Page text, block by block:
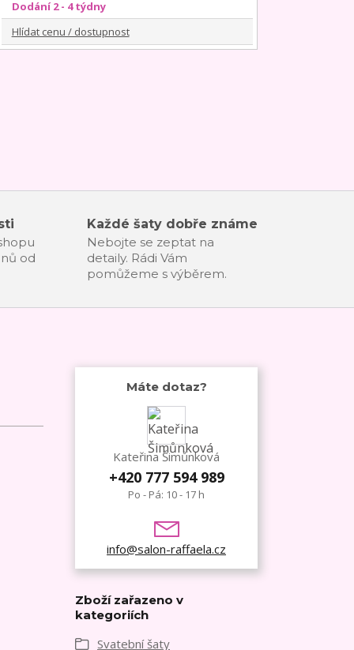
Dodání 2 - 4 týdny
Hlídat cenu / dostupnost
od
Každé šaty dobře známe
Nebojte se zeptat na
detaily. Rádi Vám
pomůžeme s výběrem.
Máte dotaz?
Kateřina Šimůnková
+420 777 594 989
Po - Pá: 10 - 17 h
info@salon-raffaela.cz
Zboží zařazeno v
kategoriích
Svatební šaty